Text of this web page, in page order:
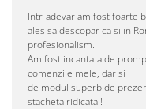
Intr-adevar am fost foarte
ales sa descopar ca si in
profesionalism.
Am fost incantata de
comenzile mele, dar si
de modul superb de
stacheta ridicata !